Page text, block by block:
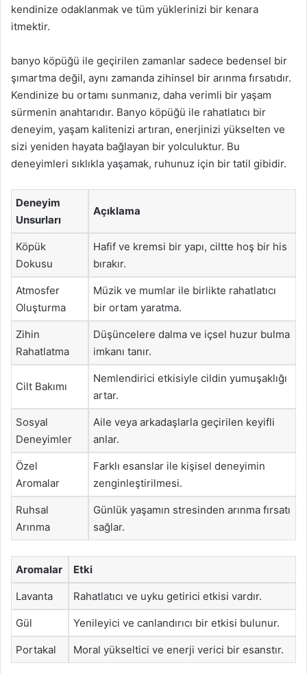
kendinize odaklanmak ve tüm yüklerinizi bir kenara
itmektir.
banyo köpüğü ile geçirilen zamanlar sadece bedensel bir
şımartma değil, aynı zamanda zihinsel bir arınma fırsatıdır.
Kendinize bu ortamı sunmanız, daha verimli bir yaşam
sürmenin anahtarıdır. Banyo köpüğü ile rahatlatıcı bir
deneyim, yaşam kalitenizi artıran, enerjinizi yükselten ve
sizi yeniden hayata bağlayan bir yolculuktur. Bu
deneyimleri sıklıkla yaşamak, ruhunuz için bir tatil gibidir.
Deneyim
Unsurları
Açıklama
Köpük
Dokusu
Hafif ve kremsi bir yapı, ciltte hoş bir his
bırakır.
Atmosfer
Oluşturma
Müzik ve mumlar ile birlikte rahatlatıcı
bir ortam yaratma.
Zihin
Rahatlatma
Düşüncelere dalma ve içsel huzur bulma
imkanı tanır.
Cilt Bakımı
Nemlendirici etkisiyle cildin yumuşaklığı
artar.
Sosyal
Deneyimler
Aile veya arkadaşlarla geçirilen keyifli
anlar.
Özel
Aromalar
Farklı esanslar ile kişisel deneyimin
zenginleştirilmesi.
Ruhsal
Arınma
Günlük yaşamın stresinden arınma fırsatı
sağlar.
Aromalar Etki
Lavanta Rahatlatıcı ve uyku getirici etkisi vardır.
Gül Yenileyici ve canlandırıcı bir etkisi bulunur.
Portakal Moral yükseltici ve enerji verici bir esanstır.